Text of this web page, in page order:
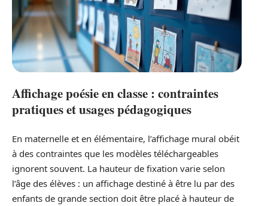
Affichage poésie en classe : contraintes
pratiques et usages pédagogiques
En maternelle et en élémentaire, l’affichage mural obéit
à des contraintes que les modèles téléchargeables
ignorent souvent. La hauteur de fixation varie selon
l’âge des élèves : un affichage destiné à être lu par des
enfants de grande section doit être placé à hauteur de